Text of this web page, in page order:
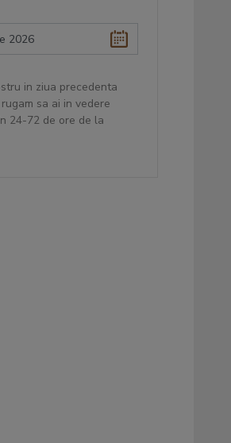
in ziua precedenta
sa ai in vedere
24-72 de ore de la